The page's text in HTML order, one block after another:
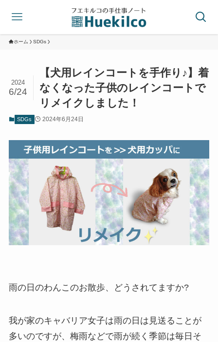
ホーム SDGs
【犬用レインコートを手作り♪】着
なくなった子供のレインコートで
リメイクしました！
2024
6/24
SDGs 2024年6月24日
雨の日のわんこのお散歩、どうされてますか?
我が家のキャバリア女子は雨の日は見送ることが
多いのですが、梅雨などで雨が続く季節は毎日そ